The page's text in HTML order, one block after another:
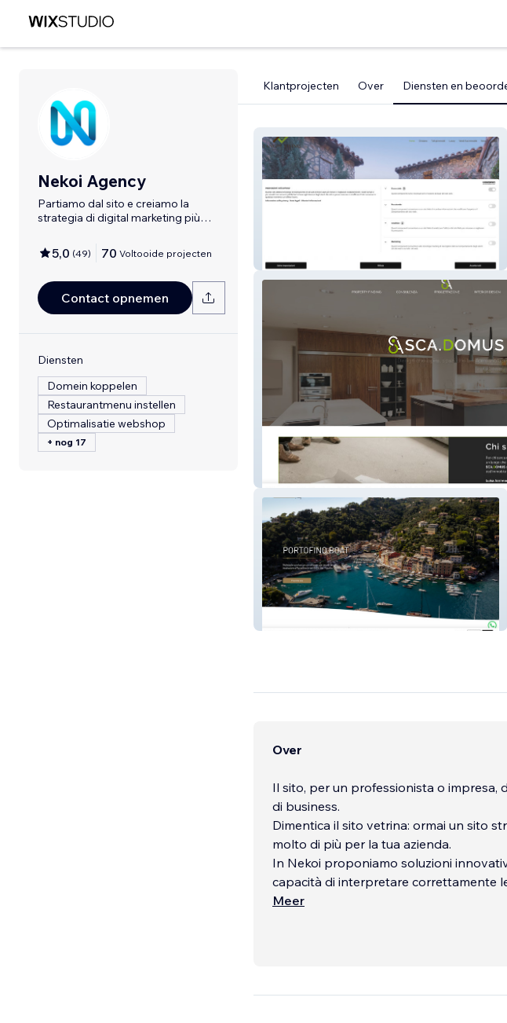
Nekoi Agency
Partiamo dal sito e creiamo la
strategia di digital marketing più
5,0 (49) 70 Voltooide projecten
Contact opnemen
Diensten
Domein koppelen
Restaurantmenu instellen
Optimalisatie webshop
+ nog 17
Klantprojecten Over Diensten en
Langhe Living
Sca Domus
Over
Il sito, per un professionista o
di business.
Dimentica il sito vetrina: ormai un sito
molto di più per la tua azienda.
In Nekoi proponiamo soluzioni
capacità di interpretare correttamente
con servizi nuovi e performanti.
Meer